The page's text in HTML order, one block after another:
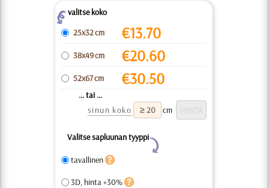
Zvalitse koko
25x32 cm
€13.70
38x49 cm €20.60
52x67 cm €30.50
... tai ...
sinun koko
cm
Valitse sapluunan tyyppi
Y
tavallinen
3D, hinta +30%